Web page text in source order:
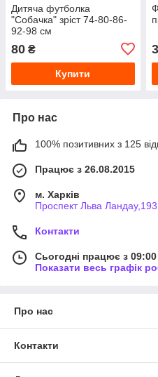
Дитяча футболка
"Собачка" зріст 74-80-86-
92-98 см
80 ₴
Купити
Про нас
100% позитивних з 125
Працює з 26.08.2015
м. Харків
Проспект Льва
Контакти
Сьогодні працює з
Показати весь графік
Про нас
Контакти